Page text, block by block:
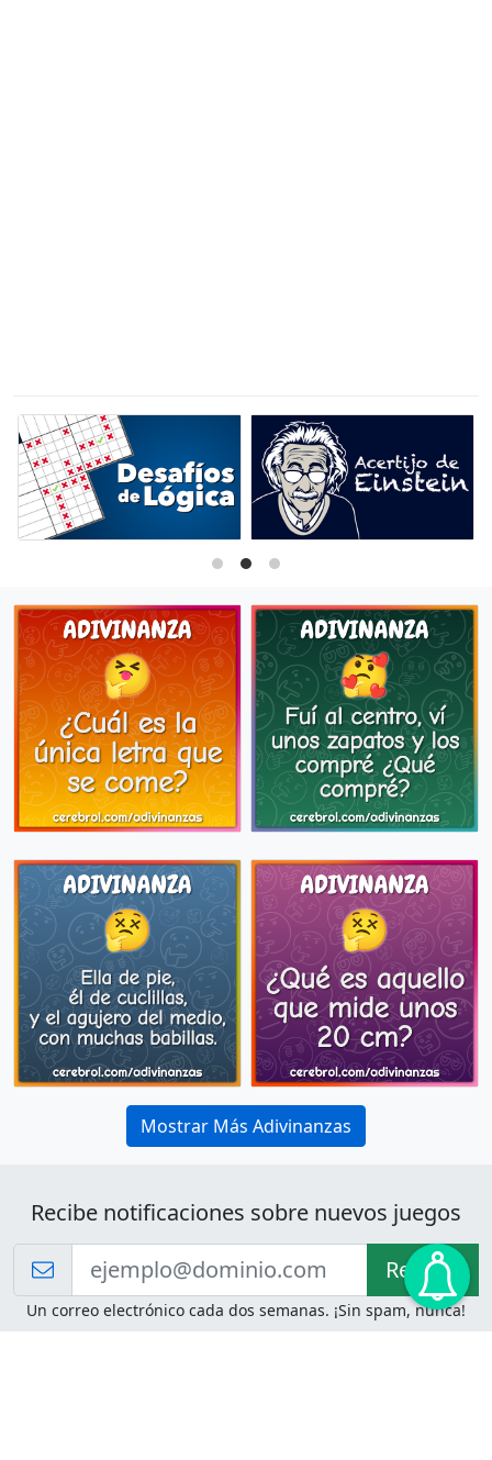
Mostrar Más Adivinanzas
Recibe notificaciones sobre nuevos juegos
Recibir!
Un correo electrónico cada dos semanas. ¡Sin spam, nunca!